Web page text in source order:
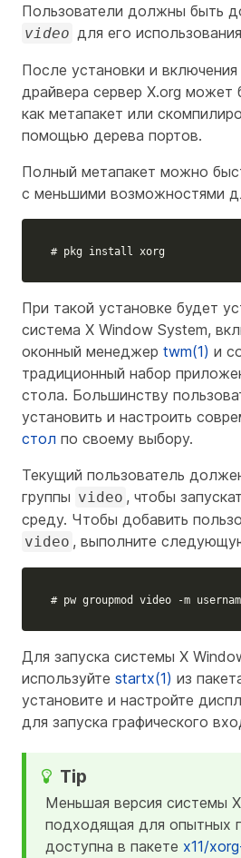
Пользователи должны быть
video для его
После установки и включения
драйвера сервер X.org может
как метапакет или
помощью дерева портов.
Полный метапакет можно
с меньшими возможностями
# pkg install xorg
При такой установке будет
система X Window System,
оконный менеджер twm(1) и
традиционный набор
стола. Большинству
установить и настроить
стол по своему выбору.
Текущий пользователь
группы video , чтобы
среду. Чтобы добавить
video , выполните
# pw groupmod video -m
Для запуска системы X
используйте startx(1) из
установите и настройте
для запуска графического
Меньшая версия системы
подходящая для опытных
доступна в пакете x11/